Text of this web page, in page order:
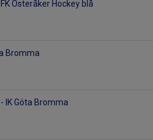
Österåker Hockey blå
Bromma
IK Göta Bromma